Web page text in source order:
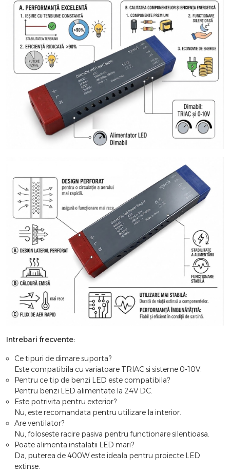
Intrebari frecvente:
Ce tipuri de dimare suporta?
Este compatibila cu variatoare TRIAC si sisteme 0-10V.
Pentru ce tip de benzi LED este compatibila?
Pentru benzi LED alimentate la 24V DC.
Este potrivita pentru exterior?
Nu, este recomandata pentru utilizare la interior.
Are ventilator?
Nu, foloseste racire pasiva pentru functionare silentioasa.
Poate alimenta instalatii LED mari?
Da, puterea de 400W este ideala pentru proiecte LED
extinse.